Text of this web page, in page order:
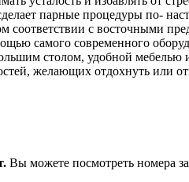
парные процедуры по-
соответствии с восточными
самого современного
столом, удобной
желающих отдохнуть или
Вы можете посмотреть номера